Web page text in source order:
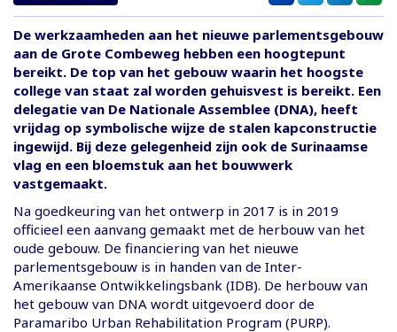
De werkzaamheden aan het nieuwe parlementsgebouw
aan de Grote Combeweg hebben een hoogtepunt
bereikt. De top van het gebouw waarin het hoogste
college van staat zal worden gehuisvest is bereikt. Een
delegatie van De Nationale Assemblee (DNA), heeft
vrijdag op symbolische wijze de stalen kapconstructie
ingewijd. Bij deze gelegenheid zijn ook de Surinaamse
vlag en een bloemstuk aan het bouwwerk
vastgemaakt.
Na goedkeuring van het ontwerp in 2017 is in 2019
officieel een aanvang gemaakt met de herbouw van het
oude gebouw. De financiering van het nieuwe
parlementsgebouw is in handen van de Inter-
Amerikaanse Ontwikkelingsbank (IDB). De herbouw van
het gebouw van DNA wordt uitgevoerd door de
Paramaribo Urban Rehabilitation Program (PURP).